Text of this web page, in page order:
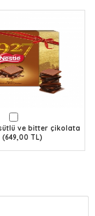
ve bitter çikolata
(649,00 TL)